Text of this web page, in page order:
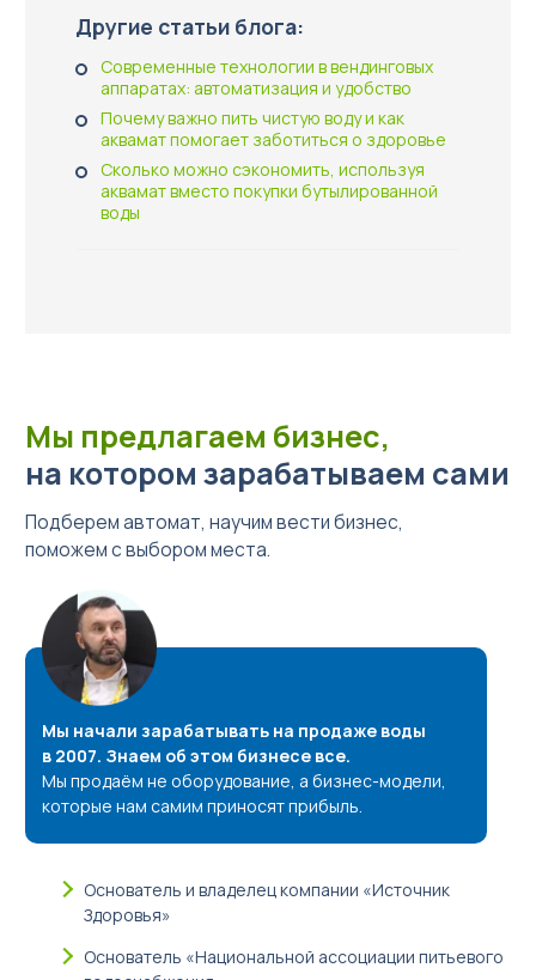
Другие статьи блога:
Современные технологии в вендинговых
аппаратах: автоматизация и удобство
Почему важно пить чистую воду и как
аквамат помогает заботиться о здоровье
Сколько можно сэкономить, используя
аквамат вместо покупки бутылированной
воды
Мы предлагаем бизнес,
на котором зарабатываем сами
Подберем автомат, научим вести бизнес,
поможем с выбором места.
Мы начали зарабатывать на продаже воды
в 2007. Знаем об этом бизнесе все.
Мы продаём не оборудование, а бизнес-модели,
которые нам самим приносят прибыль.
Основатель и владелец компании «Источник
Здоровья»
Основатель «Национальной ассоциации питьевого